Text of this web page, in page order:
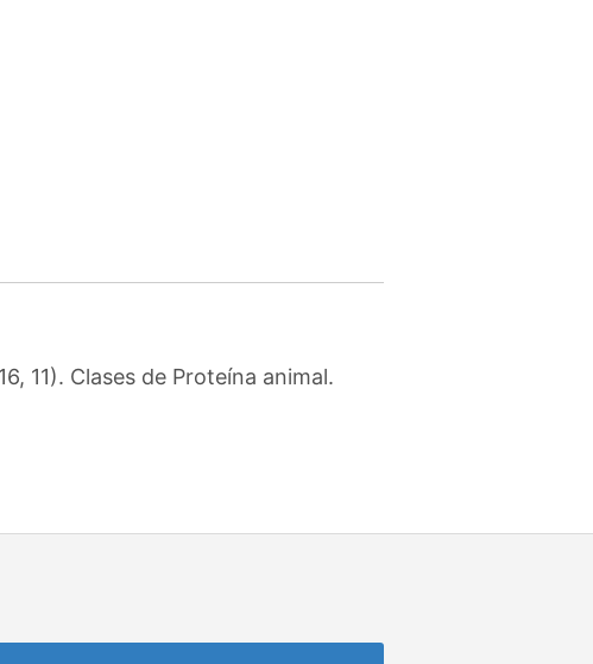
11). Clases de Proteína animal.